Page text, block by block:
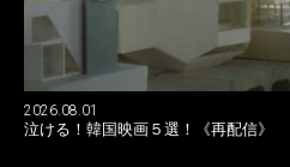
2026.08.01
泣ける！韓国映画５選！《再配信》